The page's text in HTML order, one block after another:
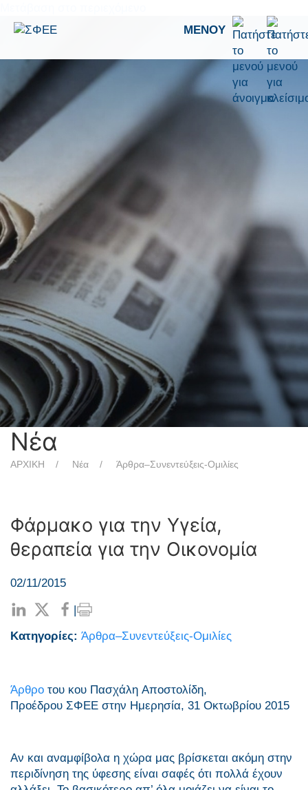
ΜΕΝΟΎ
Νέα
ΑΡΧΙΚΗ Νέα Άρθρα–Συνεντεύξεις-Ομιλίες
Φάρμακο για την Υγεία,
θεραπεία για την Οικονομία
02/11/2015
|
Κατηγορίες: Άρθρα–Συνεντεύξεις-Ομιλίες
Άρθρο του κου Πασχάλη Αποστολίδη,
Προέδρου ΣΦΕΕ στην Ημερησία, 31 Οκτωβρίου 2015
Αν και αναμφίβολα η χώρα μας βρίσκεται ακόμη στην
περιδίνηση της ύφεσης είναι σαφές ότι πολλά έχουν